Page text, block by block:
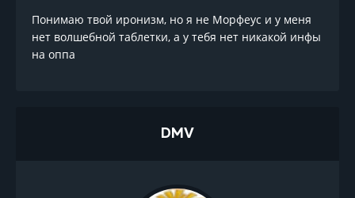
Понимаю твой иронизм, но я не Морфеус и у меня
нет волшебной таблетки, а у тебя нет никакой инфы
на оппа
DMV